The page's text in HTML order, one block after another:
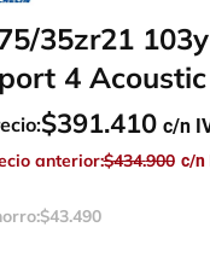
35zr21
4
$391.410
anterior:$434.900
$43.490